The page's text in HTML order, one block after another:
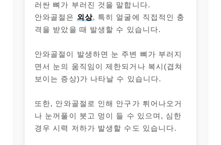
러싼 뼈가 부러진 것을 말합니다.
안와골절은 외상, 특히 얼굴에 직접적인 충
격을 받았을 때 발생할 수 있습니다.
안와골절이 발생하면 눈 주변 뼈가 부러지
면서 눈의 움직임이 제한되거나 복시(겹쳐
보이는 증상)가 나타날 수 있습니다.
또한, 안와골절로 인해 안구가 튀어나오거
나 눈꺼풀이 붓고 멍이 들 수 있으며, 심한
경우 시력 저하가 발생할 수도 있습니다.